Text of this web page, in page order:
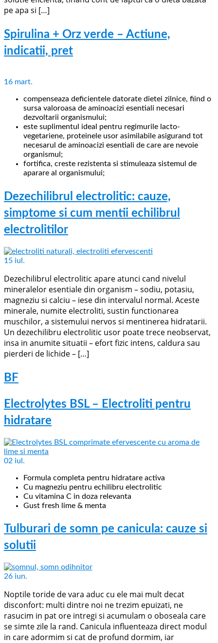
pe apa si […]
Spirulina + Orz verde – Actiune,
indicatii, pret
16 mart.
compenseaza deficientele datorate dietei zilnice, fiind o
sursa valoroasa de aminoacizi esentiali necesari
dezvoltarii organismului;
este suplimentul ideal pentru regimurile lacto-
vegetariene, proteinele usor asimilabile asigurand tot
necesarul de aminoacizi esentiali de care are nevoie
organismul;
fortifica, creste rezistenta si stimuleaza sistemul de
aparare al organismului;
Dezechilibrul electrolitic: cauze,
simptome si cum mentii echilibrul
electrolitilor
15 iul.
Dezechilibrul electrolitic apare atunci cand nivelul
mineralelor esentiale din organism – sodiu, potasiu,
magneziu si calciu – iese din intervalul normal. Aceste
minerale, numite electroliti, sustin functionarea
muschilor, a sistemului nervos si mentinerea hidratarii.
Un dezechilibru electrolitic usor poate trece neobservat,
insa in anumite situatii – efort fizic intens, caldura sau
pierderi de lichide – […]
BF
Electrolytes BSL – Electroliti pentru
hidratare
02 iul.
Formula completa pentru hidratare activa
Cu magneziu pentru echilibru electrolitic
Cu vitamina C in doza relevanta
Gust fresh lime & menta
Tulburari de somn pe canicula: cauze si
solutii
26 iun.
Noptile toride de vara aduc cu ele mai mult decat
disconfort: multi dintre noi ne trezim epuizati, ne
rasucim in pat ore intregi si acumulam o oboseala care
se simte zile la rand. Canicula influenteaza direct modul
in care adormim si cat de profund dormim, iar